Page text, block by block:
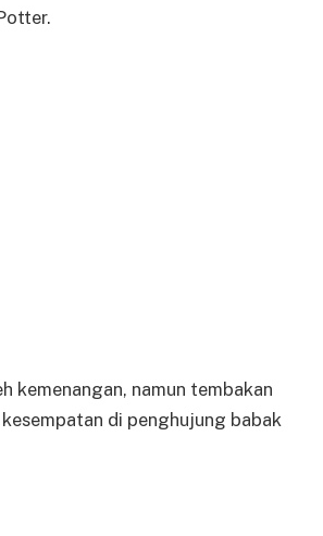
kemenangan, namun tembakan
di penghujung babak